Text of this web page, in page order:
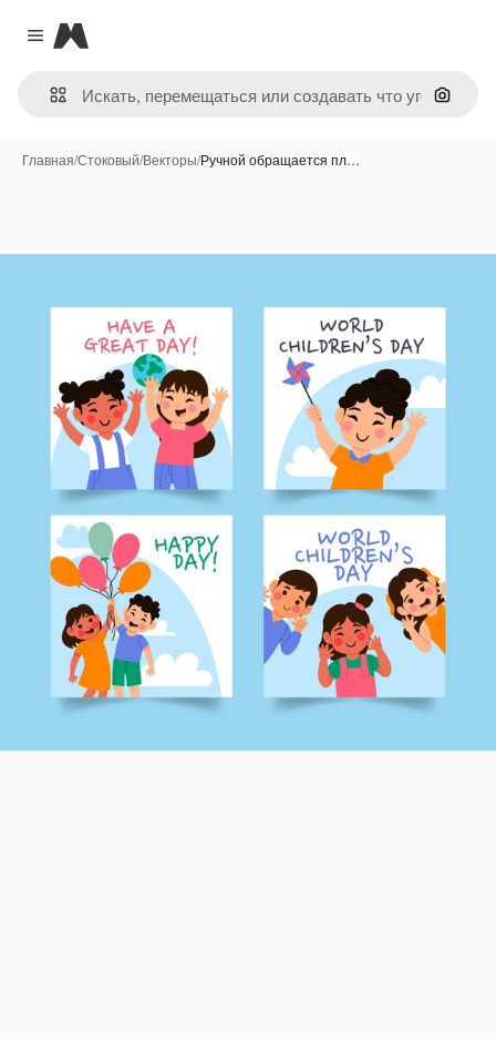
Close menu
Magnific
Поиск
Главная/Стоковый/Векторы/Ручной обращается пл…